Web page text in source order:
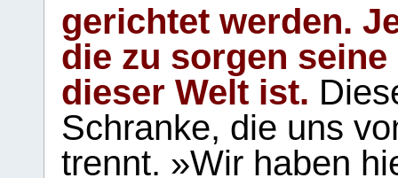
gerichtet werden.
die zu sorgen
dieser Welt ist.
Schranke, die uns
trennt. »Wir haben